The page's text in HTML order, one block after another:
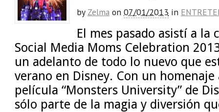
by Zelma on 07/01/2013 in
El mes pasado asistí a la
Social Media Moms Celebration
un adelanto de todo lo nuevo que
verano en Disney. Con un
película “Monsters University” de
sólo parte de la magia y diversión